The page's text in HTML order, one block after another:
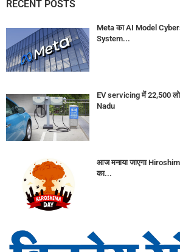
RECENT POSTS
Meta का AI Model
System...
EV servicing में 22,500
Nadu
आज मनाया जाएगा
का...